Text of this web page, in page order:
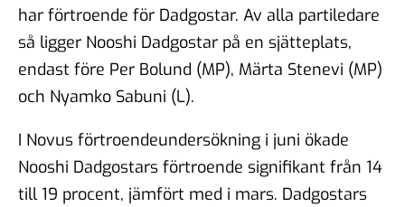
har förtroende för Dadgostar. Av alla partiledare
så ligger Nooshi Dadgostar på en sjätteplats,
endast före Per Bolund (MP), Märta Stenevi (MP)
och Nyamko Sabuni (L).
I Novus förtroendeundersökning i juni ökade
Nooshi Dadgostars förtroende signifikant från 14
till 19 procent, jämfört med i mars. Dadgostars